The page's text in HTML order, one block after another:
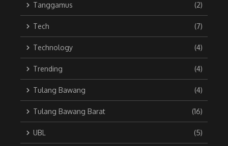
Tanggamus (2)
Tech (7)
Technology (4)
Trending (4)
Tulang Bawang (4)
Tulang Bawang Barat (16)
UBL (5)